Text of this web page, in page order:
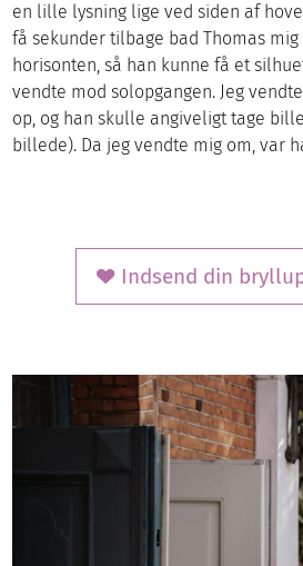
en lille lysning lige ved siden af
få sekunder tilbage bad Thomas
horisonten, så han kunne få et
vendte mod solopgangen. Jeg
op, og han skulle angiveligt tage
billede). Da jeg vendte mig om, var
Indsend din